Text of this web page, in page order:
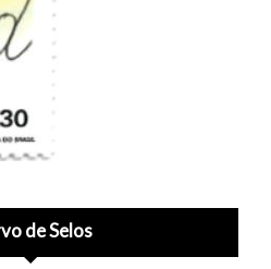
de Selos